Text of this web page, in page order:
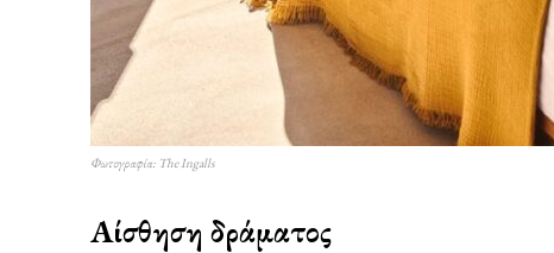
Φωτογραφία: The Ingalls
Αίσθηση δράματος